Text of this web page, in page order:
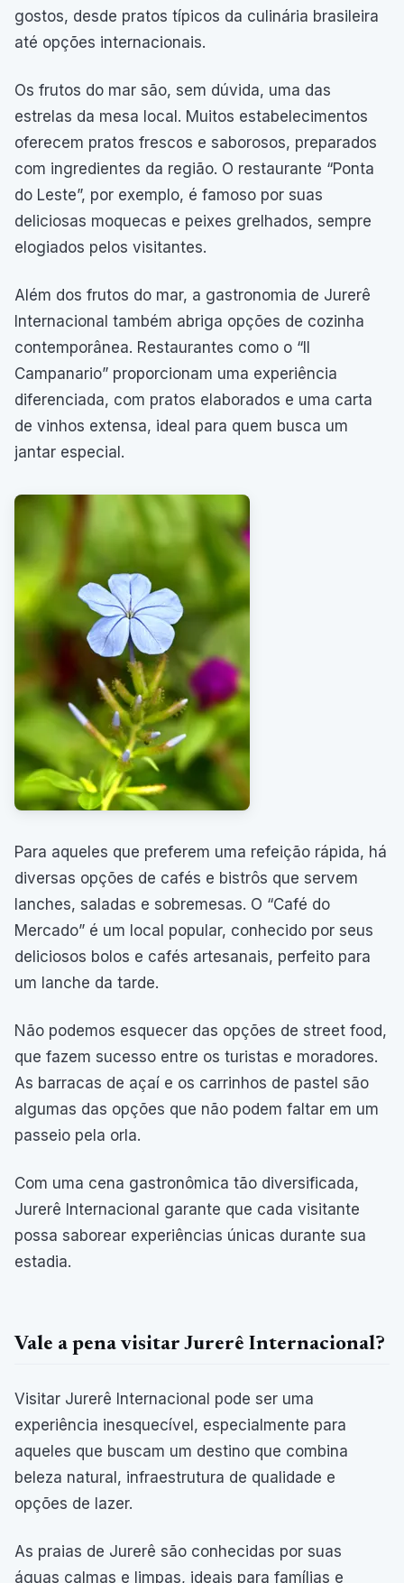
gostos, desde pratos típicos da culinária brasileira
até opções internacionais.
Os frutos do mar são, sem dúvida, uma das
estrelas da mesa local. Muitos estabelecimentos
oferecem pratos frescos e saborosos, preparados
com ingredientes da região. O restaurante “Ponta
do Leste”, por exemplo, é famoso por suas
deliciosas moquecas e peixes grelhados, sempre
elogiados pelos visitantes.
Além dos frutos do mar, a gastronomia de Jurerê
Internacional também abriga opções de cozinha
contemporânea. Restaurantes como o “Il
Campanario” proporcionam uma experiência
diferenciada, com pratos elaborados e uma carta
de vinhos extensa, ideal para quem busca um
jantar especial.
Para aqueles que preferem uma refeição rápida, há
diversas opções de cafés e bistrôs que servem
lanches, saladas e sobremesas. O “Café do
Mercado” é um local popular, conhecido por seus
deliciosos bolos e cafés artesanais, perfeito para
um lanche da tarde.
Não podemos esquecer das opções de street food,
que fazem sucesso entre os turistas e moradores.
As barracas de açaí e os carrinhos de pastel são
algumas das opções que não podem faltar em um
passeio pela orla.
Com uma cena gastronômica tão diversificada,
Jurerê Internacional garante que cada visitante
possa saborear experiências únicas durante sua
estadia.
Vale a pena visitar Jurerê Internacional?
Visitar Jurerê Internacional pode ser uma
experiência inesquecível, especialmente para
aqueles que buscam um destino que combina
beleza natural, infraestrutura de qualidade e
opções de lazer.
As praias de Jurerê são conhecidas por suas
águas calmas e limpas, ideais para famílias e